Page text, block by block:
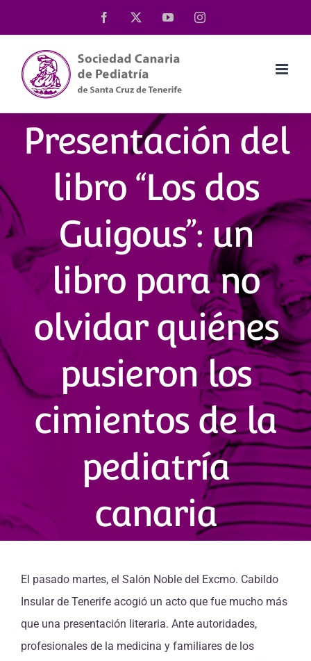
al
contenido
Facebook YouTubeInstagram
Presentación del
libro “Los dos
Guigous”: un
libro para no
olvidar quiénes
pusieron los
cimientos de la
pediatría
canaria
El pasado martes, el Salón Noble del Excmo. Cabildo
Insular de Tenerife acogió un acto que fue mucho más
que una presentación literaria. Ante autoridades,
profesionales de la medicina y familiares de los